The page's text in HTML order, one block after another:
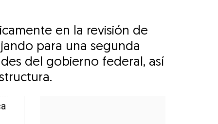
en la revisión de
para una segunda
del gobierno federal, así